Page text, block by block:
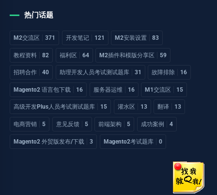
热门话题
M2交流区 371 开发笔记 121 M2安装设置 83
教程资料 82 福利区 64 M2插件和模版分享区 59
招聘合作 40 助理开发人员考试测试题库 31 故障排除 16
Magento2 语言包下载 16 服务器运维 16 M1交流区 15
高级开发Plus人员考试测试题库 15 灌水区 13 翻译 13
电商营销 5 意见反馈 5 前端架构 5 成功案例 4
Magento2 外贸版发布/下载 3 Magento2考试题库 0